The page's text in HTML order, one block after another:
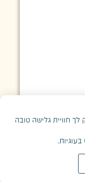
חוויית גלישה טובה